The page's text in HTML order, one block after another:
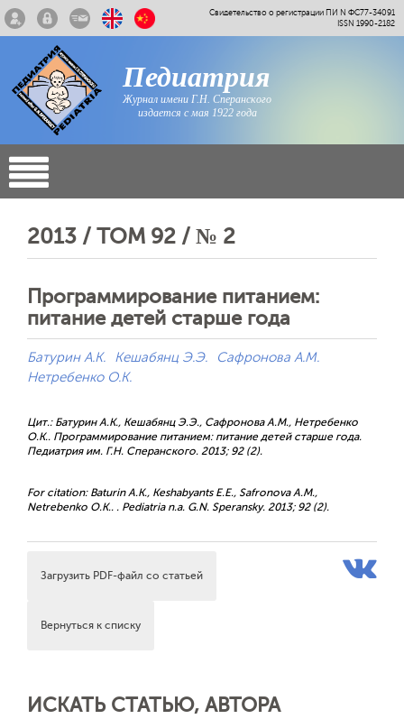
Свидетельство о регистрации ПИ N ФС77-34091
ISSN 1990-2182
Педиатрия
Журнал имени Г.Н. Сперанского
издается с мая 1922 года
2013 / ТОМ 92 / № 2
Программирование питанием:
питание детей старше года
Батурин А.К. Кешабянц Э.Э.
Сафронова А.М.
Нетребенко О.К.
Цит.: Батурин А.К., Кешабянц Э.Э., Сафронова А.М., Нетребенко
О.К.. Программирование питанием: питание детей старше года.
Педиатрия им. Г.Н. Сперанского. 2013; 92 (2).
For citation: Baturin A.K., Keshabyants E.E., Safronova A.M.,
Netrebenko O.K.. . Pediatria n.a. G.N. Speransky. 2013; 92 (2).
Загрузить PDF-файл со статьей
Вернуться к списку
ИСКАТЬ СТАТЬЮ, АВТОРА